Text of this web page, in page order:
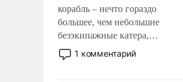
корабль – нечто гораздо
большее, чем небольшие
безэкипажные катера,
применение которых уже
стало обыденностью. Задача по
1 комментарий